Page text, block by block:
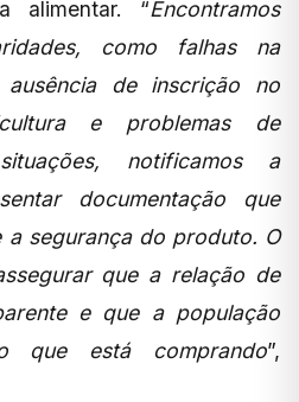
alimentar. “Encontramos
como falhas na
de inscrição no
e problemas de
notificamos a
documentação que
segurança do produto. O
que a relação de
e que a população
que está comprando”,